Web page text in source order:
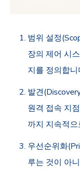
범위 설정
장의 제어 시
지를 정의합
발견
원격 접속 지점
까지 지속적
우선순위화
루는 것이 아